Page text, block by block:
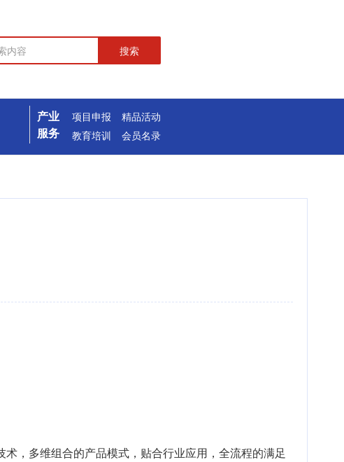
搜索
产业
服务
项目申报
精品活动
教育培训
会员名录
，多维组合的产品模式，贴合行业应用，全流程的满足